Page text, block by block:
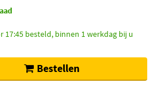
17:45 besteld, binnen 1 werkdag bij u
Bestellen